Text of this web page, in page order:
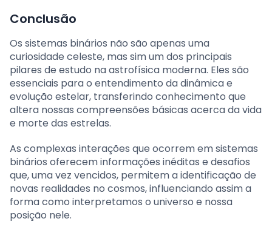
Conclusão
Os sistemas binários não são apenas uma
curiosidade celeste, mas sim um dos principais
pilares de estudo na astrofísica moderna. Eles são
essenciais para o entendimento da dinâmica e
evolução estelar, transferindo conhecimento que
altera nossas compreensões básicas acerca da vida
e morte das estrelas.
As complexas interações que ocorrem em sistemas
binários oferecem informações inéditas e desafios
que, uma vez vencidos, permitem a identificação de
novas realidades no cosmos, influenciando assim a
forma como interpretamos o universo e nossa
posição nele.